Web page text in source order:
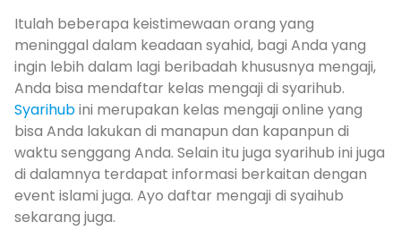
Itulah beberapa keistimewaan orang yang
meninggal dalam keadaan syahid, bagi Anda yang
ingin lebih dalam lagi beribadah khususnya mengaji,
Anda bisa mendaftar kelas mengaji di syarihub.
Syarihubini merupakan kelas mengaji online yang
bisa Anda lakukan di manapun dan kapanpun di
waktu senggang Anda. Selain itu juga syarihub ini juga
di dalamnya terdapat informasi berkaitan dengan
event islami juga. Ayo daftar mengaji di syaihub
sekarang juga.